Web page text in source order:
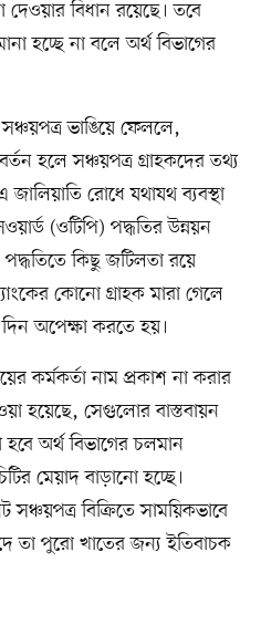
বিধান রয়েছে। তবে
হচ্ছে না বলে অর্থ বিভাগের
ভাঙিয়ে ফেললে,
হলে সঞ্চয়পত্র গ্রাহকদের তথ্য
রোধে যথাযথ ব্যবস্থা
(ওটিপি) পদ্ধতির উন্নয়ন
পদ্ধতিতে কিছু জটিলতা রয়ে
কোনো গ্রাহক মারা গেলে
অপেক্ষা করতে হয়।
কর্মকর্তা নাম প্রকাশ না করার
হয়েছে, সেগুলোর বাস্তবায়ন
অর্থ বিভাগের চলমান
মেয়াদ বাড়ানো হচ্ছে।
সঞ্চয়পত্র বিক্রিতে সাময়িকভাবে
তা পুরো খাতের জন্য ইতিবাচক